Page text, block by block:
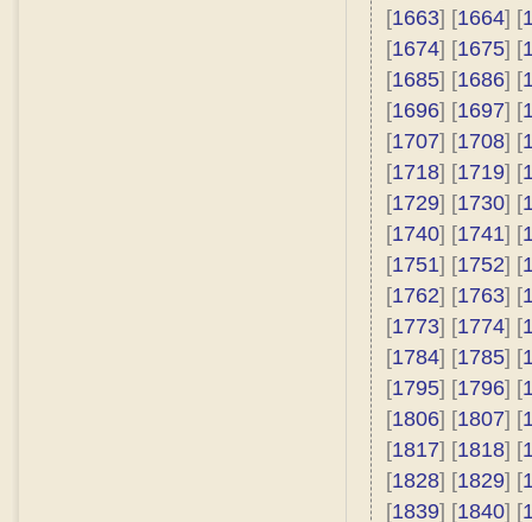
[1663] [1664] [
[1674] [1675] [
[1685] [1686] [
[1696] [1697] [
[1707] [1708] [
[1718] [1719] [
[1729] [1730] [
[1740] [1741] [
[1751] [1752] [
[1762] [1763] [
[1773] [1774] [
[1784] [1785] [
[1795] [1796] [
[1806] [1807] [
[1817] [1818] [
[1828] [1829] [
[1839] [1840] [